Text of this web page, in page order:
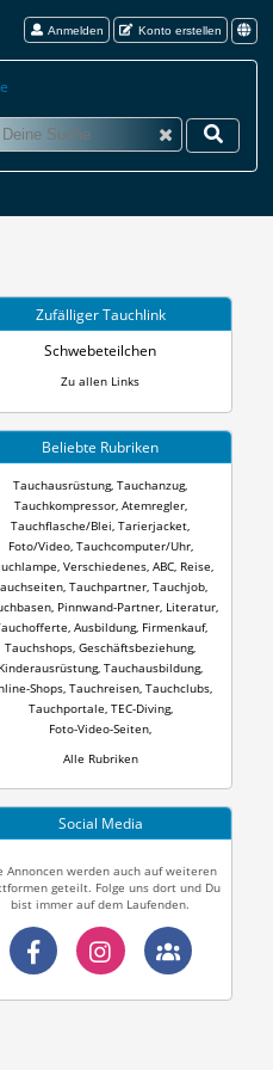
Anmelden Konto erstellen
Zufälliger Tauchlink
Schwebeteilchen
Zu allen Links
Beliebte Rubriken
Tauchausrüstung, Tauchanzug,
Tauchkompressor, Atemregler,
Tauchflasche/Blei Tarierjacket
Foto/Video, Tauchcomputer/Uhr,
Verschiedenes ABC Reise
Tauchpartner Tauchjob
Pinnwand-Partner Literatur
Ausbildung, Firmenkauf,
Tauchshops Geschäftsbeziehung,
Kinderausrüstung, Tauchausbildung,
Shops Tauchreisen Tauchclubs
Tauchportale TEC-Diving,
Foto-Video-Seiten
Alle Rubriken
Social Media
Annoncen werden auch auf weiteren
geteilt. Folge uns dort und Du
bist immer auf dem Laufenden.